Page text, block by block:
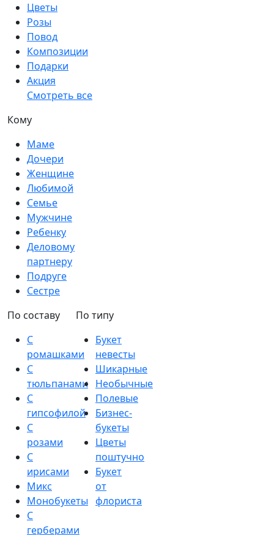
Цветы
Розы
Повод
Композиции
Подарки
Акция
Смотреть все
Кому
Маме
Дочери
Женщине
Любимой
Семье
Мужчине
Ребенку
Деловому
партнеру
Подруге
Сестре
По составу
С
ромашками
С
тюльпанами
С
гипсофилой
С
розами
С
ирисами
Микс
Монобукеты
С
герберами
По типу
Букет
невесты
Шикарные
Необычные
Полевые
Бизнес-
букеты
Цветы
поштучно
Букет
от
флориста